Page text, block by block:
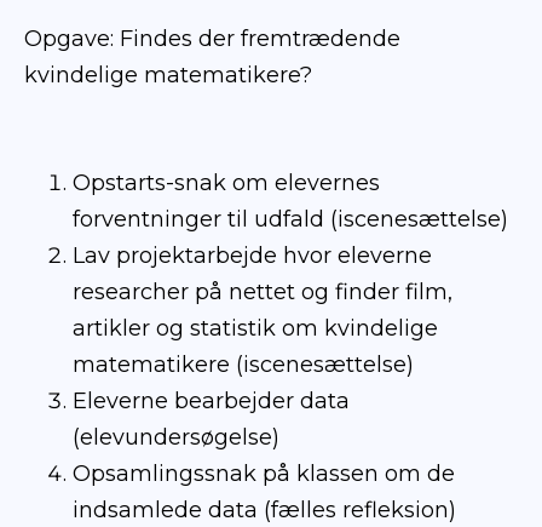
Opgave: Findes der fremtrædende
kvindelige matematikere?
Opstarts-snak om elevernes
forventninger til udfald (iscenesættelse)
Lav projektarbejde hvor eleverne
researcher på nettet og finder film,
artikler og statistik om kvindelige
matematikere (iscenesættelse)
Eleverne bearbejder data
(elevundersøgelse)
Opsamlingssnak på klassen om de
indsamlede data (fælles refleksion)